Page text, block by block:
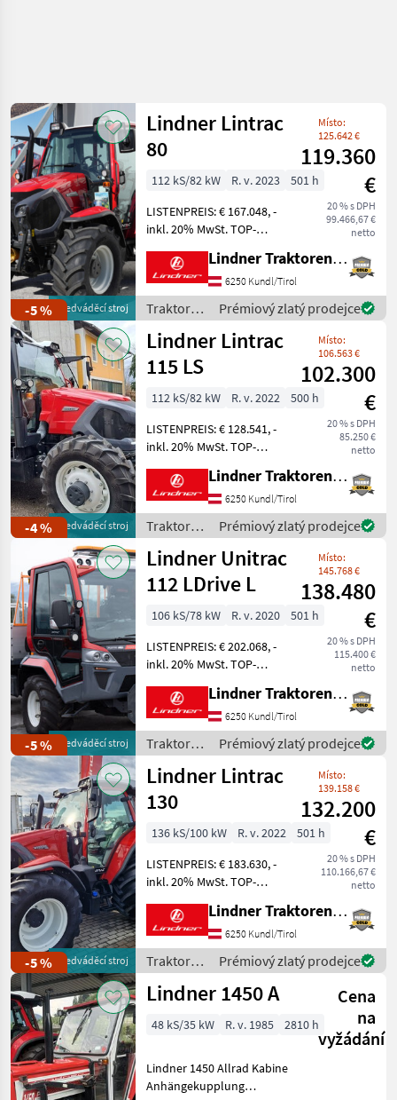
-5 % předváděcí stroj
Lindner Lintrac
80
Místo:
125.642 €
119.360
€
20 % s DPH
99.466,67 €
netto
112 kS/82 kW R. v. 2023
501 h
LISTENPREIS: € 167.048, -
inkl. 20% MwSt. TOP-
Steuergeräte,
Anhängerbremsventil,
elektronische
Fronhubwerksregelung mit
Geräteentlastung,
Frontladerk
Lindner Traktorenwerk GesmbH
6250 Kundl/Tirol
Traktory /
Lindner
Prémiový zlatý prodejce
-4 % předváděcí stroj
Lindner Lintrac
115 LS
Místo:
106.563 €
102.300
€
20 % s DPH
85.250 €
netto
112 kS/82 kW R. v. 2022
500 h
LISTENPREIS: € 128.541, -
inkl. 20% MwSt. TOP-
Druckluftbremse,
Fronthydraulik, Hub &
Druckeinrichtung,
Kabinenfederung,
Klimaanlage, 5
Steuergeräte DE
Lindner Traktorenwerk GesmbH
6250 Kundl/Tirol
Traktory /
Lindner
Prémiový zlatý prodejce
-5 % předváděcí stroj
Lindner Unitrac
112 LDrive L
Místo:
145.768 €
138.480
€
20 % s DPH
115.400 €
netto
106 kS/78 kW R. v. 2020
501 h
LISTENPREIS: € 202.068, -
inkl. 20% MwSt. TOP-
Radlenkung und
Hinterachsverstellung,
Rückfahrkamera mit
Magnetfuß inkl. IBC-
Videoeingang, Sig
Lindner Traktorenwerk GesmbH
6250 Kundl/Tirol
Traktory /
Lindner
Prémiový zlatý prodejce
-5 % předváděcí stroj
Lindner Lintrac
130
Místo:
139.158 €
132.200
€
20 % s DPH
110.166,67 €
netto
136 kS/100 kW R. v. 2022
501 h
LISTENPREIS: € 183.630, -
inkl. 20% MwSt. TOP-
Steuergeräte,
Bauartgeschwindigkeit
50km/h, Druckluftbremse,
hydraulisches
Anhängerbremsventil, Hub
& D
Lindner Traktorenwerk GesmbH
6250 Kundl/Tirol
Traktory /
Lindner
Prémiový zlatý prodejce
Lindner 1450 A
Cena
na
vyžádání
48 kS/35 kW R. v. 1985 2810 h
Lindner 1450 Allrad Kabine
Anhängekupplung